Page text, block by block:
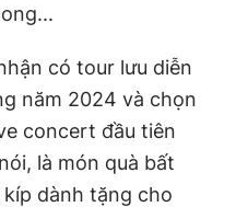
có tour lưu diễn
năm 2024 và chọn
concert đầu tiên
là món quà bất
dành tặng cho